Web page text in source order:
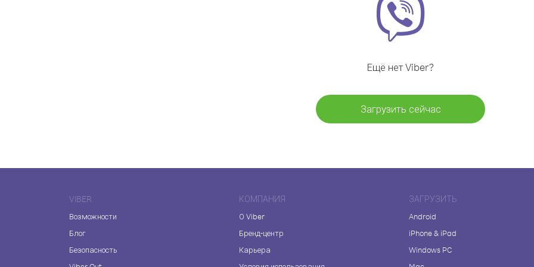
Ещё нет Viber?
Загрузить сейчас
VIBER
Возможности
Блог
Безопасность
КОМПАНИЯ
О Viber
Бренд-центр
Карьера
ЗАГРУЗИТЬ
Android
iPhone & iPad
Windows PC